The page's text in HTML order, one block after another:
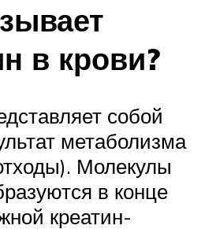
в крови?
собой
метаболизма
Молекулы
в конце
креатин-